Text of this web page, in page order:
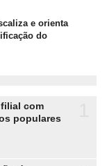
e orienta
do
filial com
populares